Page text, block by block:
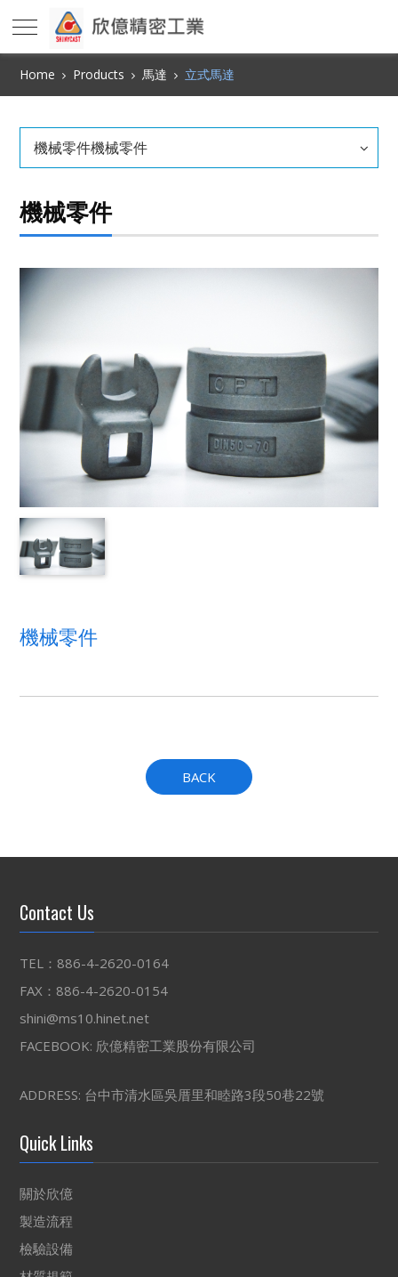
Home Products 馬達 立式馬達
機械零件機械零件
機械零件
機械零件
BACK
Contact Us
TEL：886-4-2620-0164
FAX：886-4-2620-0154
shini@ms10.hinet.net
FACEBOOK: 欣億精密工業股份有限公司
ADDRESS: 台中市清水區吳厝里和睦路3段50巷22號
Quick Links
關於欣億
製造流程
檢驗設備